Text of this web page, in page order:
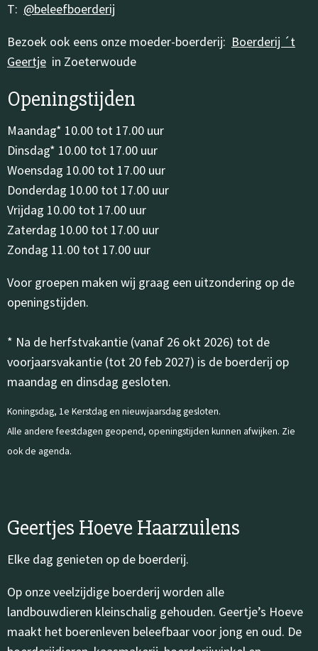
T: @beleefboerderij
Bezoek ook eens onze moeder-boerderij: Boerderij ´t
Geertje in Zoeterwoude
Openingstijden
Maandag* 10.00 tot 17.00 uur
Dinsdag* 10.00 tot 17.00 uur
Woensdag 10.00 tot 17.00 uur
Donderdag 10.00 tot 17.00 uur
Vrijdag 10.00 tot 17.00 uur
Zaterdag 10.00 tot 17.00 uur
Zondag 11.00 tot 17.00 uur
Voor groepen maken wij graag een uitzondering op de
openingstijden.
* Na de herfstvakantie (vanaf 26 okt 2026) tot de
voorjaarsvakantie (tot 20 feb 2027) is de boerderij op
maandag en dinsdag gesloten.
Koningsdag, 1e Kerstdag en nieuwjaarsdag gesloten.
Alle andere feestdagen geopend, openingstijden kunnen afwijken. Zie
ook de agenda.
Geertjes Hoeve Haarzuilens
Elke dag genieten op de boerderij.
Op onze veelzijdige boerderij worden alle
landbouwdieren kleinschalig gehouden. Geertje’s Hoeve
maakt het boerenleven beleefbaar voor jong en oud. De